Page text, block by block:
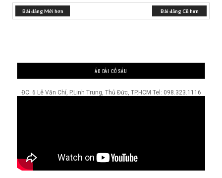
Bài đăng Mới hơn Bài đăng Cũ hơn
ÁO DÀI CÔ SÁU
ĐC: 6 Lê Văn Chí, P.Linh Trung, Thủ Đức, TP.HCM Tel: 098.323.1116